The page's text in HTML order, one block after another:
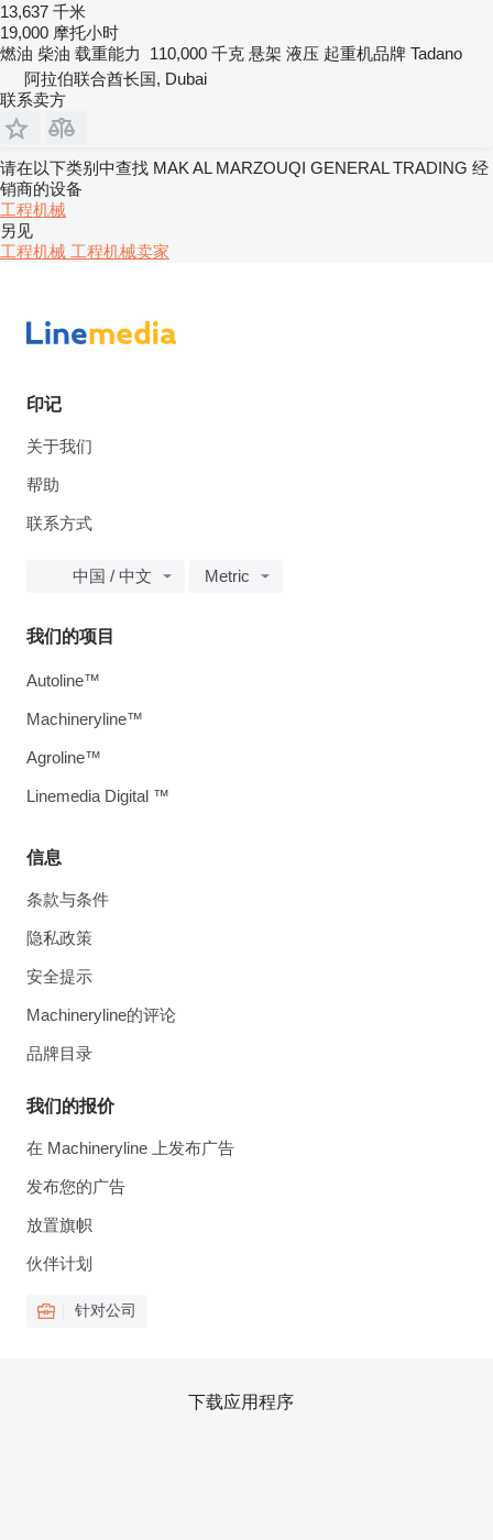
13,637 千米
19,000 摩托小时
燃油 柴油 载重能力 110,000 千克 悬架 液压 起重机品牌 Tadano
阿拉伯联合酋长国, Dubai
联系卖方
请在以下类别中查找 MAK AL MARZOUQI GENERAL TRADING 经
销商的设备
工程机械
另见
工程机械 工程机械卖家
印记
关于我们
帮助
联系方式
中国 / 中文 Metric
信息
条款与条件
隐私政策
安全提示
Machineryline的评论
品牌目录
我们的报价
在 Machineryline 上发布广告
发布您的广告
放置旗帜
伙伴计划
针对公司
我们的项目
Autoline™
Machineryline™
Agroline™
Linemedia Digital ™
下载应用程序